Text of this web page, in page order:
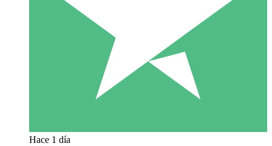
Hace 1 día